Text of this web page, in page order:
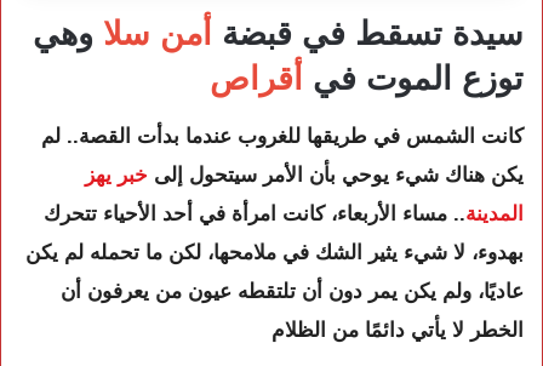
سيدة تسقط في قبضة أمن سلا وهي
توزع الموت في أقراص
كانت الشمس في طريقها للغروب عندما بدأت القصة.. لم
يكن هناك شيء يوحي بأن الأمر سيتحول إلى خبر يهز
المدينة.. مساء الأربعاء، كانت امرأة في أحد الأحياء تتحرك
بهدوء، لا شيء يثير الشك في ملامحها، لكن ما تحمله لم يكن
عاديًا، ولم يكن يمر دون أن تلتقطه عيون من يعرفون أن
الخطر لا يأتي دائمًا من الظلام